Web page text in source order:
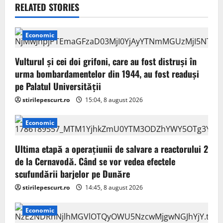
v
i
g
a
t
i
o
n
RELATED STORIES
Economic
Vulturul şi cei doi grifoni, care au fost distruşi în
urma bombardamentelor din 1944, au fost readuși
pe Palatul Universității
stirilepescurt.ro 15:04, 8 august 2026
Economic
Ultima etapă a operațiunii de salvare a reactorului 2
de la Cernavodă. Când se vor vedea efectele
scufundării barjelor pe Dunăre
stirilepescurt.ro 14:45, 8 august 2026
Economic